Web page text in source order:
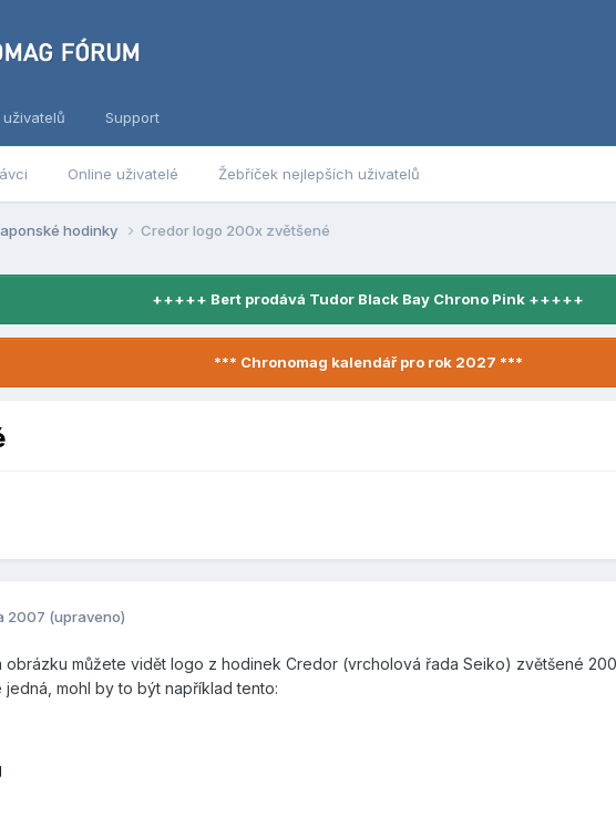
Online uživatelé Žebříček nejlepších uživatelů
Support
hodinky Credor logo 200x zvětšené
+++++ Bert prodává Tudor Black Bay Chrono Pink +++++
*** Chronomag kalendář pro rok 2027 ***
2007 (upraveno)
obrázku můžete vidět logo z hodinek Credor (vrcholová řada Seiko) zvětšené
jedná, mohl by to být například tento: